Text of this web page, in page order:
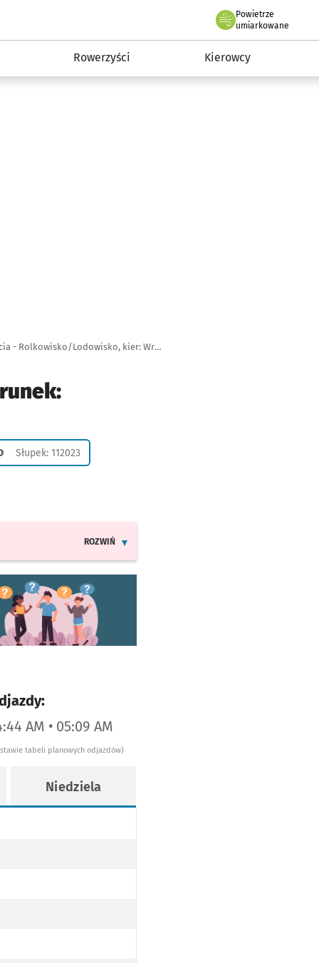
Powietrze
we Wrocławiu
umiarkowane
Rowerzyści Kierowcy
Autobus 134, przystanek Park Tysiąclecia - Rolkowisko/Lodowisko, kier: Wrocław Nowy Dwór (P+R)
Słupek: 112023
ROZWIŃ
się w nowej karcie
AM • 05:09 AM
tabeli planowych odjazdów)
Niedziela